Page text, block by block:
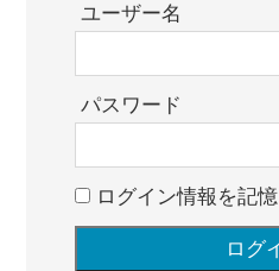
ユーザー名
パスワード
ログイン情報を記憶